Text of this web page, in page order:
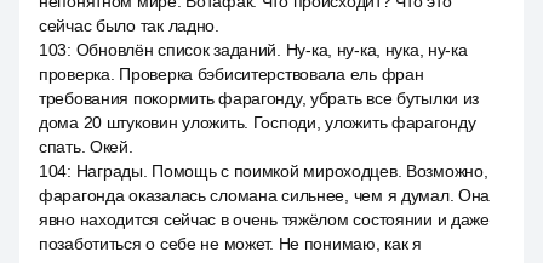
сейчас было так ладно.
103: Обновлён список заданий. Ну-ка, ну-ка, нука, ну-ка
проверка. Проверка бэбиситерствовала ель фран
требования покормить фарагонду, убрать все бутылки из
дома 20 штуковин уложить. Господи, уложить фарагонду
спать. Окей.
104: Награды. Помощь с поимкой мироходцев. Возможно,
фарагонда оказалась сломана сильнее, чем я думал. Она
явно находится сейчас в очень тяжёлом состоянии и даже
позаботиться о себе не может. Не понимаю, как я